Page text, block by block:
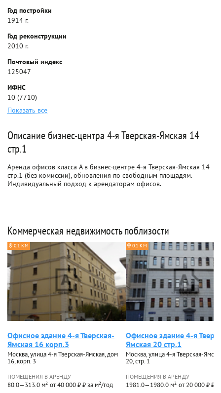
Год постройки
1914 г.
Год реконструкции
2010 г.
Почтовый индекс
125047
ИФНС
10 (7710)
Показать все
Описание бизнес-центра 4-я Тверская-Ямская 14
стр.1
Аренда офисов класса A в бизнес-центре 4-я Тверская-Ямская 14
стр.1 (без комиссии), обновления по свободным площадям.
Индивидуальный подход к арендаторам офисов.
Коммерческая недвижимость поблизости
0.1 КМ
Офисное здание 4-я Тверская-
Ямская 16 корп.3
Москва, улица 4-я Тверская-Ямская, дом
16, корп. 3
ПОМЕЩЕНИЯ В АРЕНДУ
80.0—313.0 м² от 40 000 ₽ ₽ за м²/год
0.1 КМ
Офисное здание 4-я
Ямская 20 стр.1
Москва, улица 4-я Тверская-
20, стр. 1
ПОМЕЩЕНИЯ В АРЕНДУ
1981.0—1980.0 м² от 20 000 ₽ ₽